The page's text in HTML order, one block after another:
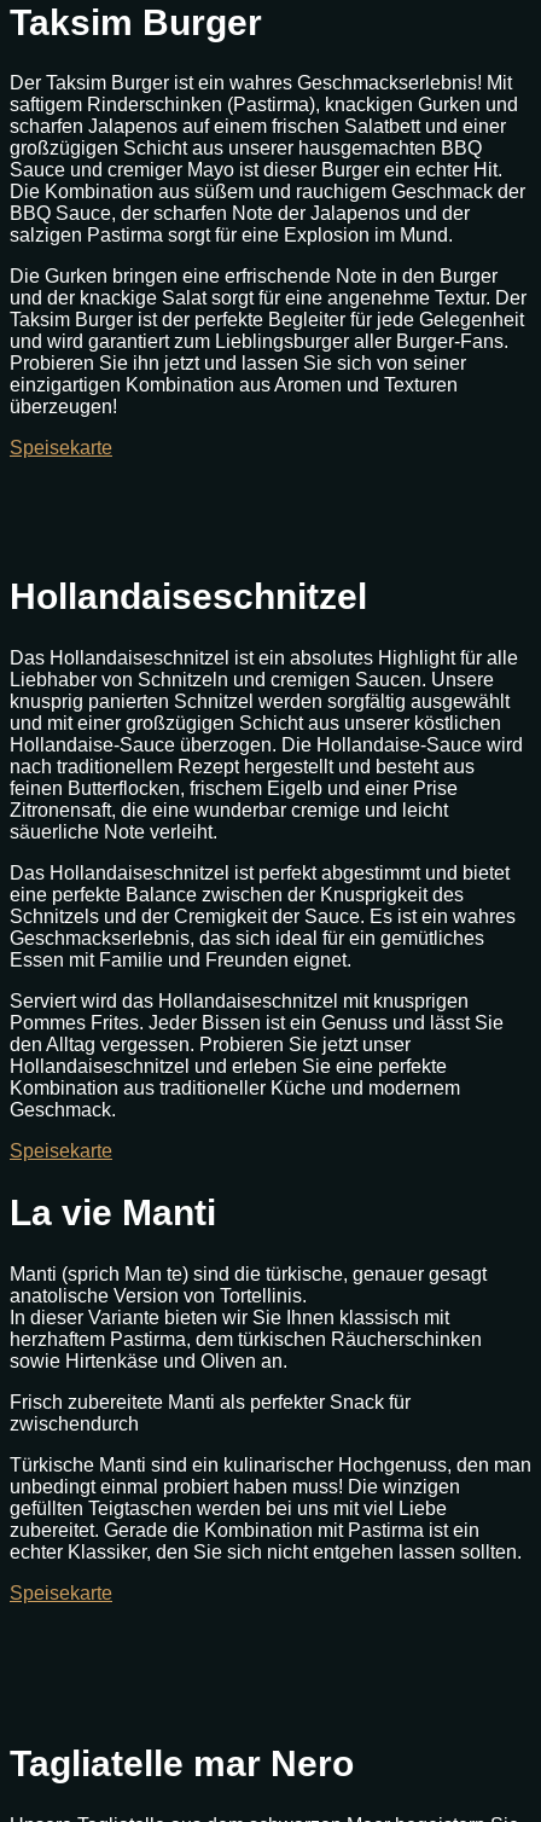
Taksim Burger
Der Taksim Burger ist ein wahres Geschmackserlebnis! Mit
saftigem Rinderschinken (Pastirma), knackigen Gurken und
scharfen Jalapenos auf einem frischen Salatbett und einer
großzügigen Schicht aus unserer hausgemachten BBQ
Sauce und cremiger Mayo ist dieser Burger ein echter Hit.
Die Kombination aus süßem und rauchigem Geschmack der
BBQ Sauce, der scharfen Note der Jalapenos und der
salzigen Pastirma sorgt für eine Explosion im Mund.
Die Gurken bringen eine erfrischende Note in den Burger
und der knackige Salat sorgt für eine angenehme Textur. Der
Taksim Burger ist der perfekte Begleiter für jede Gelegenheit
und wird garantiert zum Lieblingsburger aller Burger-Fans.
Probieren Sie ihn jetzt und lassen Sie sich von seiner
einzigartigen Kombination aus Aromen und Texturen
überzeugen!
Speisekarte
Hollandaiseschnitzel
Das Hollandaiseschnitzel ist ein absolutes Highlight für alle
Liebhaber von Schnitzeln und cremigen Saucen. Unsere
knusprig panierten Schnitzel werden sorgfältig ausgewählt
und mit einer großzügigen Schicht aus unserer köstlichen
Hollandaise-Sauce überzogen. Die Hollandaise-Sauce wird
nach traditionellem Rezept hergestellt und besteht aus
feinen Butterflocken, frischem Eigelb und einer Prise
Zitronensaft, die eine wunderbar cremige und leicht
säuerliche Note verleiht.
Das Hollandaiseschnitzel ist perfekt abgestimmt und bietet
eine perfekte Balance zwischen der Knusprigkeit des
Schnitzels und der Cremigkeit der Sauce. Es ist ein wahres
Geschmackserlebnis, das sich ideal für ein gemütliches
Essen mit Familie und Freunden eignet.
Serviert wird das Hollandaiseschnitzel mit knusprigen
Pommes Frites. Jeder Bissen ist ein Genuss und lässt Sie
den Alltag vergessen. Probieren Sie jetzt unser
Hollandaiseschnitzel und erleben Sie eine perfekte
Kombination aus traditioneller Küche und modernem
Geschmack.
Speisekarte
La vie Manti
Manti (sprich Man te) sind die türkische, genauer gesagt
anatolische Version von Tortellinis.
In dieser Variante bieten wir Sie Ihnen klassisch mit
herzhaftem Pastirma, dem türkischen Räucherschinken
sowie Hirtenkäse und Oliven an.
Frisch zubereitete Manti als perfekter Snack für
zwischendurch
Türkische Manti sind ein kulinarischer Hochgenuss, den man
unbedingt einmal probiert haben muss! Die winzigen
gefüllten Teigtaschen werden bei uns mit viel Liebe
zubereitet. Gerade die Kombination mit Pastirma ist ein
echter Klassiker, den Sie sich nicht entgehen lassen sollten.
Speisekarte
Tagliatelle mar Nero